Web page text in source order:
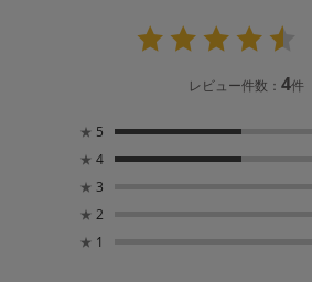
レビュー件数：4件
★ 5
★ 4
★ 3
★ 2
★ 1